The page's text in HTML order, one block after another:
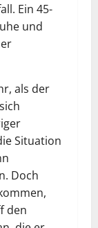
Ein 45-
und
als der
Situation
Doch
den